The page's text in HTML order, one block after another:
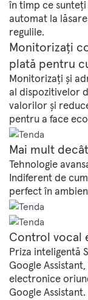
în timp ce sunteți
automat la
regulile.
Monitorizați
plată pentru
Monitorizați și
al dispozitivelor dvs., în timp real,
valorilor și reduceți consumul acolo unde este posibil
pentru a face
Mai mult
Tehnologie
Indiferent de
perfect în
Control vocal
Priza inteligentă
Google
electronice
Google Assistant.